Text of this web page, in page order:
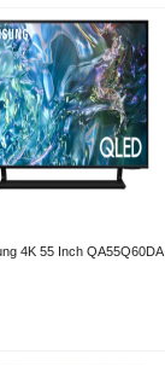
4K 55 Inch QA55Q60DA